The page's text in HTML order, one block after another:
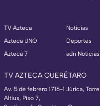
TV Azteca
Azteca UNO
Azteca 7
Noticias
Deportes
adn Noticias
TV AZTECA QUERÉTARO
Av. 5 de febrero 1716-1 Júrica, Torre
Altius, Piso 7,